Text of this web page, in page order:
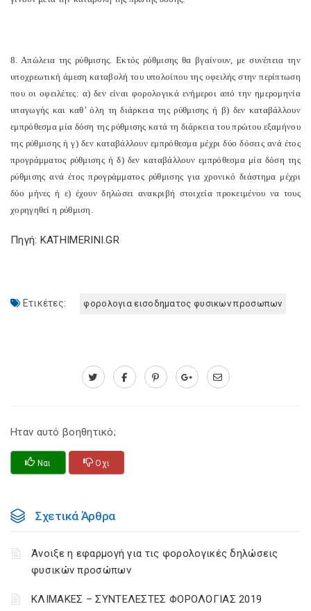
8. Απώλεια της ρύθμισης. Εκτός ρύθμισης θα βγαίνουν, με συνέπεια την
υποχρεωτική άμεση καταβολή του υπολοίπου της οφειλής στην περίπτωση
που οι οφειλέτες: α) δεν είναι φορολογικά ενήμεροι από την ημερομηνία
υπαγωγής και καθ’ όλη τη διάρκεια της ρύθμισης ή β) δεν καταβάλλουν
εμπρόθεσμα μία δόση της ρύθμισης κατά τη διάρκεια του πρώτου εξαμήνου
της ρύθμισης ή γ) δεν καταβάλλουν εμπρόθεσμα μέχρι δύο δόσεις ανά έτος
προγράμματος ρύθμισης ή δ) δεν καταβάλλουν εμπρόθεσμα μία δόση της
ρύθμισης ανά έτος προγράμματος ρύθμισης για χρονικό διάστημα μέχρι
δύο μήνες ή ε) έχουν δηλώσει ανακριβή στοιχεία προκειμένου να τους
χορηγηθεί η ρύθμιση.
Πηγή: KATHIMERINI.GR
Ετικέτες: φορολογια εισοδηματος φυσικων προσωπων
Ηταν αυτό βοηθητικό;
Ναι Οχι
Σχετικά Άρθρα
Άνοιξε η εφαρμογή για τις φορολογικές δηλώσεις
φυσικών προσώπων
ΚΛΙΜΑΚΕΣ – ΣΥΝΤΕΛΕΣΤΕΣ ΦΟΡΟΛΟΓΙΑΣ 2019